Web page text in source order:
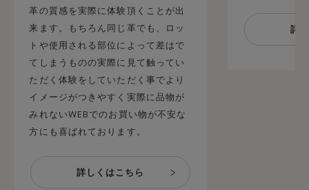
革の質感を実際に体験頂くことが出
来ます。もちろん同じ革でも、ロッ
トや使用される部位によって差はで
てしまうものの実際に見て触ってい
ただく体験をしていただく事でより
イメージがつきやすく実際に品物が
みれないWEBでのお買い物が不安な
方にも喜ばれております。